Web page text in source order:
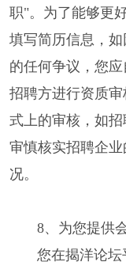
职"。为了能够更
填写简历信息，
的任何争议，您
招聘方进行资质
式上的审核，如
审慎核实招聘企
况。
8、为您提供会
您在揭洋论坛